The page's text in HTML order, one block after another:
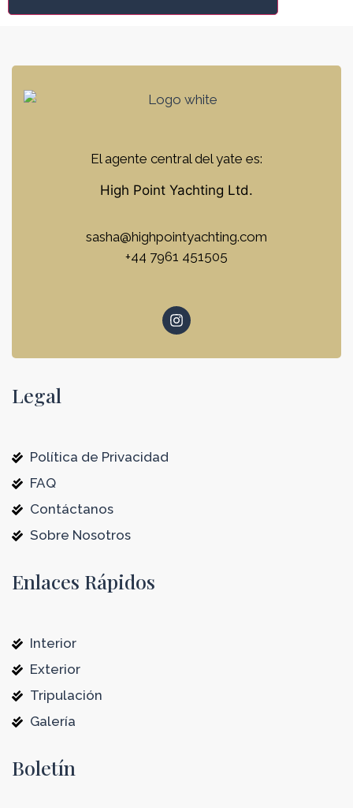
Boletín
Enlaces Rápidos
Interior
Exterior
Tripulación
Galería
Legal
Política de Privacidad
FAQ
Contáctanos
Sobre Nosotros
El agente central del yate es:
High Point Yachting Ltd.
sasha@highpointyachting.com
+44 7961 451505